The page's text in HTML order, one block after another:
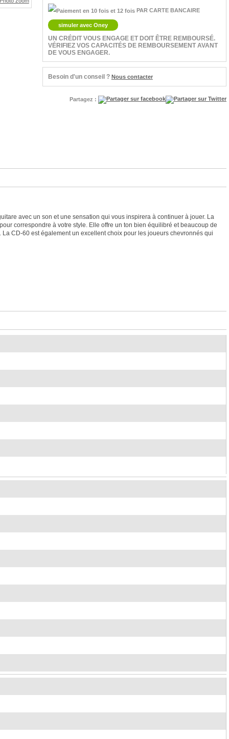
PAR CARTE BANCAIRE
simuler avec Oney
UN CRÉDIT VOUS ENGAGE ET DOIT ÊTRE REMBOURSÉ.
VÉRIFIEZ VOS CAPACITÉS DE REMBOURSEMENT AVANT
DE VOUS ENGAGER.
Besoin d'un conseil ? Nous contacter
Partagez :
avec un son et une sensation qui vous inspirera à continuer à jouer. La
correspondre à votre style. Elle offre un ton bien équilibré et beaucoup de
CD-60 est également un excellent choix pour les joueurs chevronnés qui